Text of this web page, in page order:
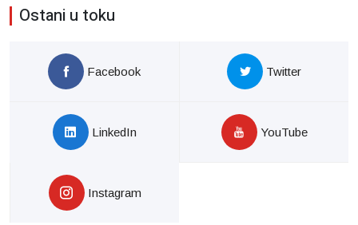
Ostani u toku
Facebook Twitter
LinkedIn YouTube
Instagram